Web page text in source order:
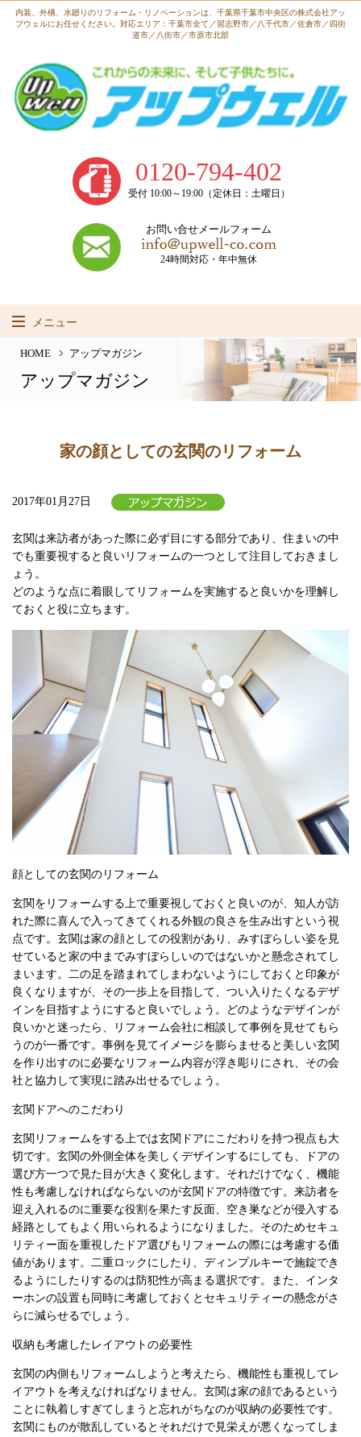
内装、外構、水廻りのリフォーム・リノベーションは、 千葉県千葉市中央区の株式会社アッ
プウェルにお任せください。 対応エリア：千葉市全て／習志野市／八千代市／佐倉市／四街
道市／八街市／市原市北部
0120-794-402
受付 10:00～19:00（定休日：土曜日）
お問い合せメールフォーム
24時間対応・年中無休
メニュー
HOME 事業内容
相談から施工まで 施工実績
HOME アップマガジン
アップマガジン
家の顔としての玄関のリフォーム
2017年01月27日
玄関は来訪者があった際に必ず目にする部分であり、住まいの中
でも重要視すると良いリフォームの一つとして注目しておきまし
ょう。
どのような点に着眼してリフォームを実施すると良いかを理解し
ておくと役に立ちます。
顔としての玄関のリフォーム
玄関をリフォームする上で重要視しておくと良いのが、知人が訪
れた際に喜んで入ってきてくれる外観の良さを生み出すという視
点です。玄関は家の顔としての役割があり、みすぼらしい姿を見
せていると家の中までみすぼらしいのではないかと懸念されてし
まいます。二の足を踏まれてしまわないようにしておくと印象が
良くなりますが、その一歩上を目指して、つい入りたくなるデザ
インを目指すようにすると良いでしょう。どのようなデザインが
良いかと迷ったら、リフォーム会社に相談して事例を見せてもら
うのが一番です。事例を見てイメージを膨らませると美しい玄関
を作り出すのに必要なリフォーム内容が浮き彫りにされ、その会
社と協力して実現に踏み出せるでしょう。
玄関ドアへのこだわり
玄関リフォームをする上では玄関ドアにこだわりを持つ視点も大
切です。玄関の外側全体を美しくデザインするにしても、ドアの
選び方一つで見た目が大きく変化します。それだけでなく、機能
性も考慮しなければならないのが玄関ドアの特徴です。来訪者を
迎え入れるのに重要な役割を果たす反面、空き巣などが侵入する
経路としてもよく用いられるようになりました。そのためセキュ
リティー面を重視したドア選びもリフォームの際には考慮する価
値があります。二重ロックにしたり、ディンプルキーで施錠でき
るようにしたりするのは防犯性が高まる選択です。また、インタ
ーホンの設置も同時に考慮しておくとセキュリティーの懸念がさ
らに減らせるでしょう。
収納も考慮したレイアウトの必要性
玄関の内側もリフォームしようと考えたら、機能性も重視してレ
イアウトを考えなければなりません。玄関は家の顔であるという
ことに執着しすぎてしまうと忘れがちなのが収納の必要性です。
玄関にものが散乱しているとそれだけで見栄えが悪くなってしま